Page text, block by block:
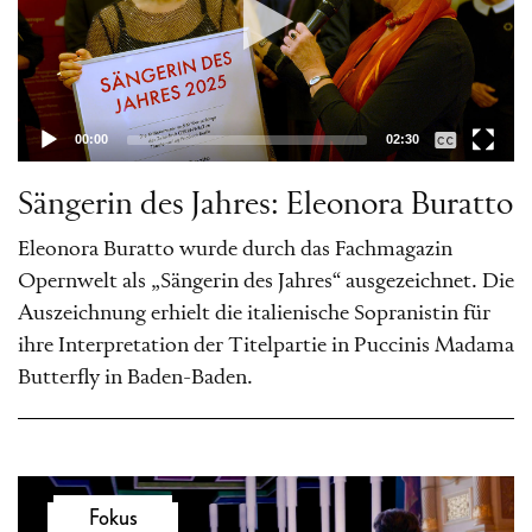
umwirbt Alice, als wie geplant Meg Page
das Tête-à-Tête unterbricht und vor dem
nahenden eifersüchtigen Ford warnt.
Kurz darauf vermeldet Mrs. Quickly, dass
verstecken Falstaff, als Mr. Ford mit Dr.
Cajus, Bardolfo und Pistola anrückt, um
seine Frau des Ehebruchs zu überführen.
Stattdessen erwischt er Nannetta und
Fenton beim Küssen. Zur allgemeinen
Erheiterung wird Falstaff bloßgestellt.
Ein gedemütigter Falstaff beklagt die
00:00 02:30
Sängerin des Jahres: Eleonora Buratto
Eleonora Buratto wurde durch das Fachmagazin
Opernwelt als „Sängerin des Jahres“ ausgezeichnet. Die
Auszeichnung erhielt die italienische Sopranistin für
ihre Interpretation der Titelpartie in Puccinis Madama
Butterfly in Baden-Baden.
Video-
Fokus